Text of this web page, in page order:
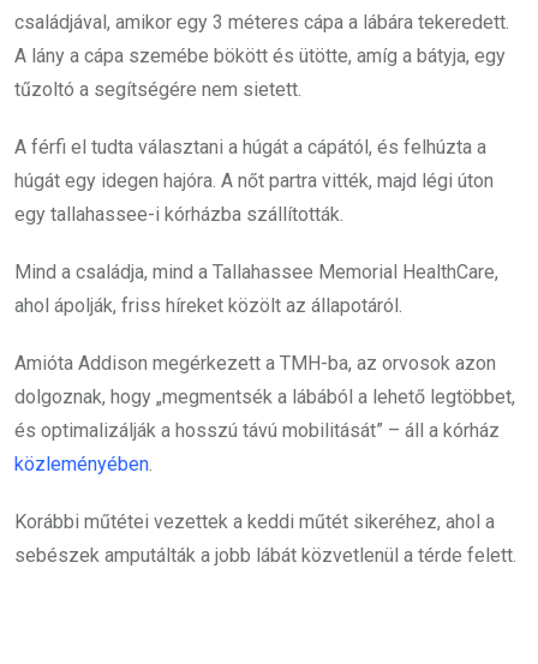
családjával, amikor egy 3 méteres cápa a lábára tekeredett.
A lány a cápa szemébe bökött és ütötte, amíg a bátyja, egy
tűzoltó a segítségére nem sietett.
A férfi el tudta választani a húgát a cápától, és felhúzta a
húgát egy idegen hajóra. A nőt partra vitték, majd légi úton
egy tallahassee-i kórházba szállították.
Mind a családja, mind a Tallahassee Memorial HealthCare,
ahol ápolják, friss híreket közölt az állapotáról.
Amióta Addison megérkezett a TMH-ba, az orvosok azon
dolgoznak, hogy „megmentsék a lábából a lehető legtöbbet,
és optimalizálják a hosszú távú mobilitását” – áll a kórház
közleményében
Korábbi műtétei vezettek a keddi műtét sikeréhez, ahol a
sebészek amputálták a jobb lábát közvetlenül a térde felett.